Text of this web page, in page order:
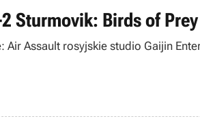
Sturmovik: Birds of Prey
Assault rosyjskie studio Gaijin